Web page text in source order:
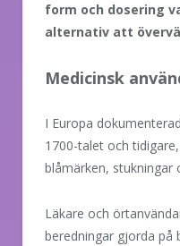
form och dosering
alternativ att
Medicinsk
I Europa
1700-talet och
blåmärken, stukningar
Läkare och
beredningar gjorda